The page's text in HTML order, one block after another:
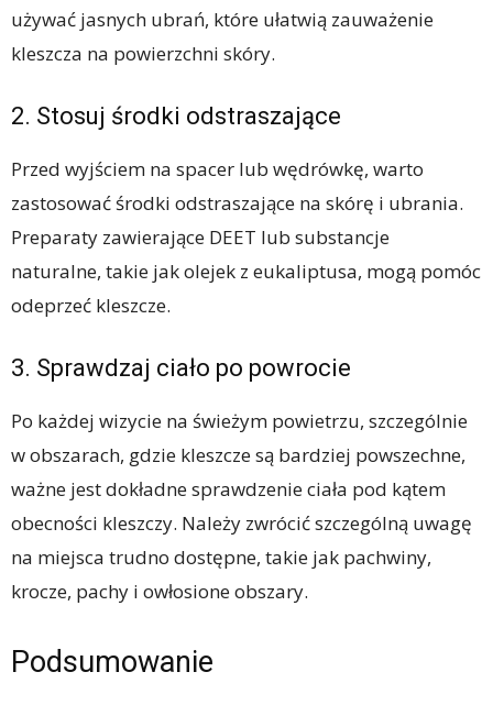
używać jasnych ubrań, które ułatwią zauważenie
kleszcza na powierzchni skóry.
2. Stosuj środki odstraszające
Przed wyjściem na spacer lub wędrówkę, warto
zastosować środki odstraszające na skórę i ubrania.
Preparaty zawierające DEET lub substancje
naturalne, takie jak olejek z eukaliptusa, mogą pomóc
odeprzeć kleszcze.
3. Sprawdzaj ciało po powrocie
Po każdej wizycie na świeżym powietrzu, szczególnie
w obszarach, gdzie kleszcze są bardziej powszechne,
ważne jest dokładne sprawdzenie ciała pod kątem
obecności kleszczy. Należy zwrócić szczególną uwagę
na miejsca trudno dostępne, takie jak pachwiny,
krocze, pachy i owłosione obszary.
Podsumowanie